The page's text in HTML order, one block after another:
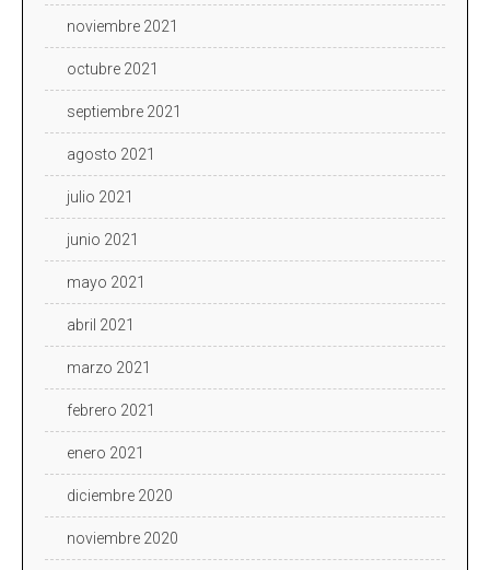
noviembre 2021
octubre 2021
septiembre 2021
agosto 2021
julio 2021
junio 2021
mayo 2021
abril 2021
marzo 2021
febrero 2021
enero 2021
diciembre 2020
noviembre 2020